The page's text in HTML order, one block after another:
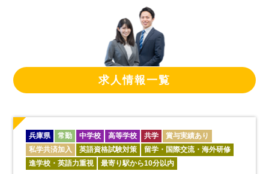
求人情報一覧
兵庫県 常勤 中学校 高等学校 共学
賞与実績あり
私学共済加入
英語資格試験対策
留学・国際交流・海外研修
進学校・英語力重視
最寄り駅から10分以内